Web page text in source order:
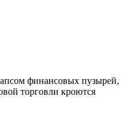
финансовых пузырей,
торговли кроются